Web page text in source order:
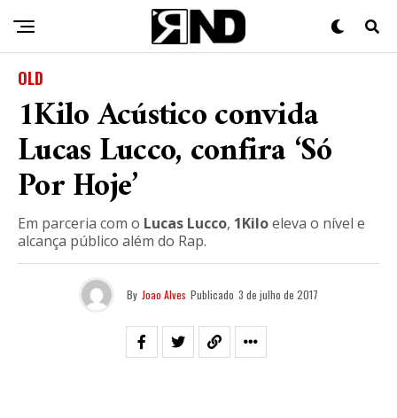
OLD
1Kilo Acústico convida
Lucas Lucco, confira ‘Só
Por Hoje’
Em parceria com o Lucas Lucco, 1Kiloeleva o nível e
alcança público além do Rap.
By Joao Alves Publicado 3 de julho de 2017